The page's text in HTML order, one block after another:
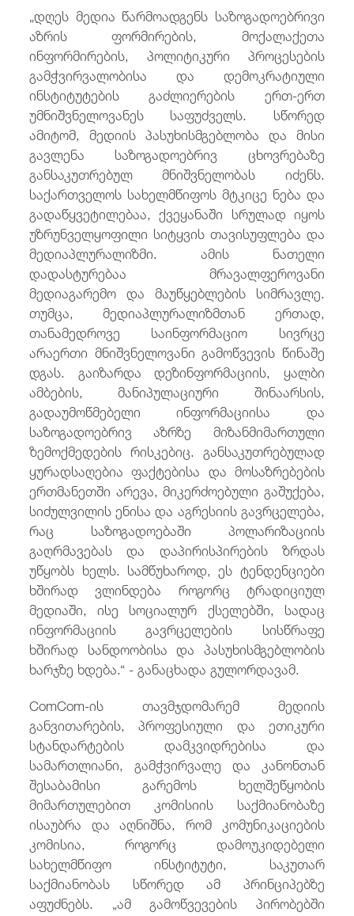
„დღეს მედია წარმოადგენს საზოგადოებრივი
აზრის ფორმირების, მოქალაქეთა
ინფორმირების, პოლიტიკური პროცესების
გამჭვირვალობისა და დემოკრატიული
ინსტიტუტების გაძლიერების ერთ-ერთ
უმნიშვნელოვანეს საფუძველს. სწორედ
ამიტომ, მედიის პასუხისმგებლობა და მისი
გავლენა საზოგადოებრივ ცხოვრებაზე
განსაკუთრებულ მნიშვნელობას იძენს.
საქართველოს სახელმწიფოს მტკიცე ნება და
გადაწყვეტილებაა, ქვეყანაში სრულად იყოს
უზრუნველყოფილი სიტყვის თავისუფლება და
მედიაპლურალიზმი. ამის ნათელი
დადასტურებაა მრავალფეროვანი
მედიაგარემო და მაუწყებლების სიმრავლე.
თუმცა, მედიაპლურალიზმთან ერთად,
თანამედროვე საინფორმაციო სივრცე
არაერთი მნიშვნელოვანი გამოწვევის წინაშე
დგას. გაიზარდა დეზინფორმაციის, ყალბი
ამბების, მანიპულაციური შინაარსის,
გადაუმოწმებელი ინფორმაციისა და
საზოგადოებრივ აზრზე მიზანმიმართული
ზემოქმედების რისკებიც. განსაკუთრებულად
ყურადსაღებია ფაქტებისა და მოსაზრებების
ერთმანეთში არევა, მიკერძოებული გაშუქება,
სიძულვილის ენისა და აგრესიის გავრცელება,
რაც საზოგადოებაში პოლარიზაციის
გაღრმავებას და დაპირისპირების ზრდას
უწყობს ხელს. სამწუხაროდ, ეს ტენდენციები
ხშირად ვლინდება როგორც ტრადიციულ
მედიაში, ისე სოციალურ ქსელებში, სადაც
ინფორმაციის გავრცელების სისწრაფე
ხშირად სანდოობისა და პასუხისმგებლობის
ხარჯზე ხდება.“ - განაცხადა გულორდავამ.
ComCom-ის თავმჯდომარემ მედიის
განვითარების, პროფესიული და ეთიკური
სტანდარტების დამკვიდრებისა და
სამართლიანი, გამჭვირვალე და კანონთან
შესაბამისი გარემოს ხელშეწყობის
მიმართულებით კომისიის საქმიანობაზე
ისაუბრა და აღნიშნა, რომ კომუნიკაციების
კომისია, როგორც დამოუკიდებელი
სახელმწიფო ინსტიტუტი, საკუთარ
საქმიანობას სწორედ ამ პრინციპებზე
აფუძნებს. „ამ გამოწვევების პირობებში